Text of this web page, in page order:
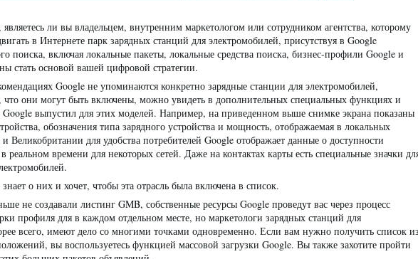
ли вы владельцем, внутренним маркетологом или сотрудником агентства, которому
в Интернете парк зарядных станций для электромобилей, присутствуя в Google
поиска, включая локальные пакеты, локальные средства поиска, бизнес-профили Google и
стать основой вашей цифровой стратегии.
Google не упоминаются конкретно зарядные станции для электромобилей,
что они могут быть включены, можно увидеть в дополнительных специальных функциях и
Google выпустил для этих моделей. Например, на приведенном выше снимке экрана показаны
обозначения типа зарядного устройства и мощность, отображаемая в локальных
Великобритании для удобства потребителей Google отображает данные о доступности
реальном времени для некоторых сетей. Даже на контактах карты есть специальные значки
о них и хочет, чтобы эта отрасль была включена в список.
не создавали листинг GMB, собственные ресурсы Google проведут вас через процесс
профиля для в каждом отдельном месте, но маркетологи зарядных станций для
всего, имеют дело со многими точками одновременно. Если вам нужно получить список
вы воспользуетесь функцией массовой загрузки Google. Вы также захотите пройти